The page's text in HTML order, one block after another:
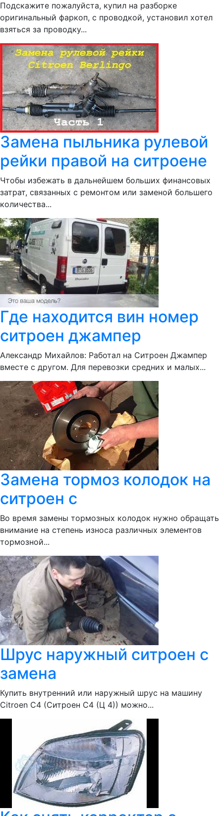
Подскажите пожалуйста, купил на разборке
оригинальный фаркоп, с проводкой, установил хотел
взяться за проводку...
Замена пыльника рулевой
рейки правой на ситроене
Чтобы избежать в дальнейшем больших финансовых
затрат, связанных с ремонтом или заменой большего
количества...
Где находится вин номер
ситроен джампер
Александр Михайлов: Работал на Ситроен Джампер
вместе с другом. Для перевозки средних и малых...
Замена тормоз колодок на
ситроен с
Во время замены тормозных колодок нужно обращать
внимание на степень износа различных элементов
тормозной...
Шрус наружный ситроен с
замена
Купить внутренний или наружный шрус на машину
Citroen С4 (Ситроен С4 (Ц 4)) можно...